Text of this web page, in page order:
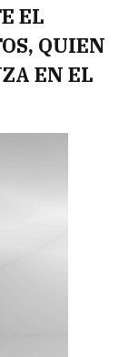
EL
QUIEN
EN EL